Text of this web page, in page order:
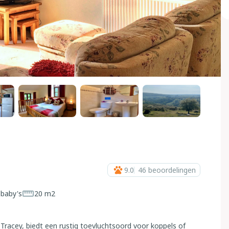
9.0 46 beoordelingen
20 m2
biedt een rustig toevluchtsoord voor koppels of